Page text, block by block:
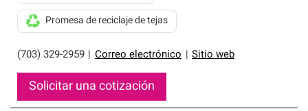
(703) 329-2959 Correo electrónico Sitio web
Promesa de reciclaje de tejas
Solicitar una cotización